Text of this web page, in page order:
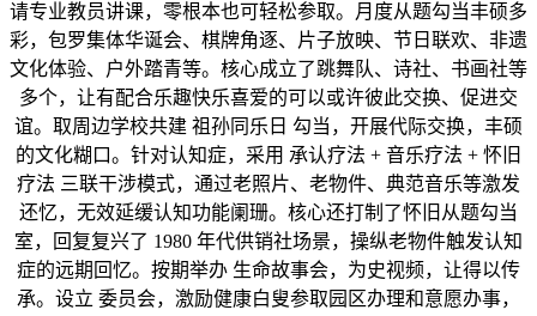
请专业教员讲课，零根本也可轻松参取。月度从题勾当丰硕多
彩，包罗集体华诞会、棋牌角逐、片子放映、节日联欢、非遗
文化体验、户外踏青等。核心成立了跳舞队、诗社、书画社等
多个，让有配合乐趣快乐喜爱的可以或许彼此交换、促进交
谊。取周边学校共建 祖孙同乐日 勾当，开展代际交换，丰硕
的文化糊口。针对认知症，采用 承认疗法 + 音乐疗法 + 怀旧
疗法 三联干涉模式，通过老照片、老物件、典范音乐等激发
还忆，无效延缓认知功能阑珊。核心还打制了怀旧从题勾当
室，回复复兴了 1980 年代供销社场景，操纵老物件触发认知
症的远期回忆。按期举办 生命故事会，为史视频，让得以传
承。设立 委员会，激励健康白叟参取园区办理和意愿办事，